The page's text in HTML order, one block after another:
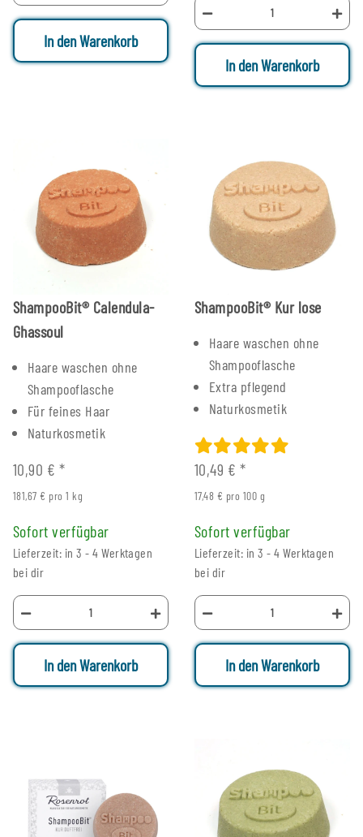
In den Warenkorb
In den Warenkorb
ShampooBit® Calendula-
Ghassoul
Haare waschen ohne
Shampooflasche
Für feines Haar
Naturkosmetik
10,90 € *
181,67 € pro 1 kg
Sofort verfügbar
Lieferzeit: in 3 - 4 Werktagen
bei dir
In den Warenkorb
ShampooBit® Kur lose
Haare waschen ohne
Shampooflasche
Extra pflegend
Naturkosmetik
10,49 € *
17,48 € pro 100 g
Sofort verfügbar
Lieferzeit: in 3 - 4 Werktagen
bei dir
In den Warenkorb